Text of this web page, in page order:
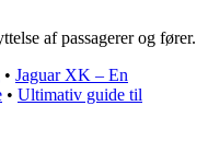
af passagerer og fører.
• Jaguar XK – En
• Ultimativ guide til